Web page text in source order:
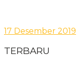
17 Desember 2019
TERBARU